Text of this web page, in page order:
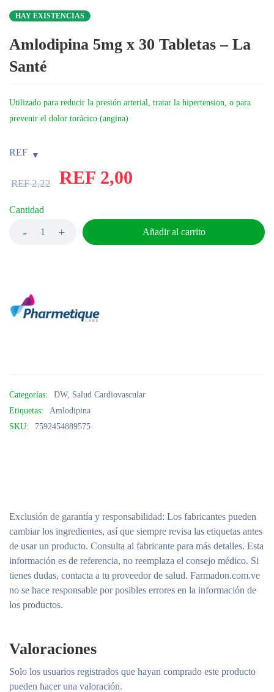
HAY EXISTENCIAS
Amlodipina 5mg x 30 Tabletas – La
Santé
Utilizado para reducir la presión arterial, tratar la hipertension, o para
prevenir el dolor torácico (angina)
REF
REF2,22 REF 2,00
Cantidad
Añadir al carrito
Categorías: DW, Salud Cardiovascular
Etiquetas:
Amlodipina
SKU:
7592454889575
Exclusión de garantía y responsabilidad: Los fabricantes pueden
cambiar los ingredientes, así que siempre revisa las etiquetas antes
de usar un producto. Consulta al fabricante para más detalles. Esta
información es de referencia, no reemplaza el consejo médico. Si
tienes dudas, contacta a tu proveedor de salud. Farmadon.com.ve
no se hace responsable por posibles errores en la información de
los productos.
Valoraciones
Solo los usuarios registrados que hayan comprado este producto
pueden hacer una valoración.